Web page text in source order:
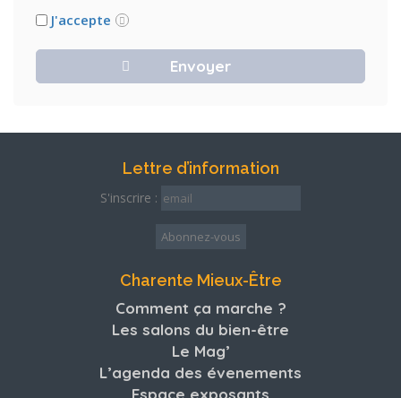
J'accepte
Lettre d’information
S'inscrire :
Charente Mieux-Être
Comment ça marche ?
Les salons du bien-être
Le Mag’
L’agenda des évenements